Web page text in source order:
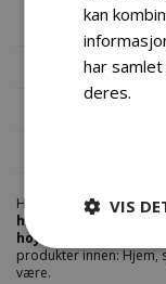
Mer informasjon
Hos engrosservice.no
hoytrykkspyler 7 hk
hoytrykkspyler
produkter innen: Hjem,
være.
kan
har
deres.
VIS